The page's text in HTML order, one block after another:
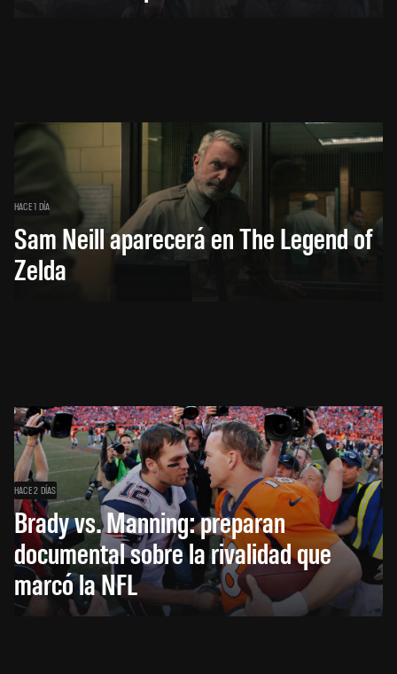
HACE 1 DÍA
Sam Neill aparecerá en The Legend of
Zelda
HACE 2 DÍAS
Brady vs. Manning: preparan
documental sobre la rivalidad que
marcó la NFL